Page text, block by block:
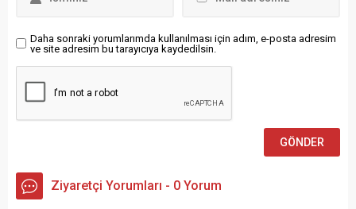
kaydetti: “01-17 Eylül 2025
tarihleri...
smatıcılarına yönelik...
Daha sonraki yorumlarımda kullanılması için adım, e-posta adresim
ve site adresim bu tarayıcıya kaydedilsin.
Ziyaretçi Yorumları - 0 Yorum